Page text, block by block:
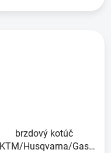
brzdový kotúč
KTM/Husqvarna/Gas